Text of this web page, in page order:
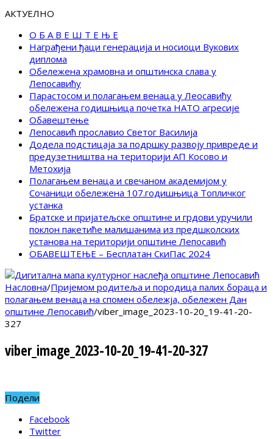
АКТУЕЛНО
О Б А В Е Ш Т Е Њ Е
Награђени ђаци генерација и носиоци Вукових
диплома
Обележена храмовна и општинска слава у
Лепосавићу
Парастосом и полагањем венаца у Леосавићу
обележена годишњица почетка НАТО агресије
Обавештење
Лепосавић прославио Светог Василија
Додела подстицаја за подршку развоју привреде и
предузетништва на територији АП Косово и
Метохија
Полагањем венаца и свечаном академијом у
Сочаници обележена 107.годишњица Топличког
устанка
Братске и пријатељске општине и грдови уручили
поклон пакетиће малишанима из предшколских
установа на територији општине Лепосавић
ОБАВЕШТЕЊЕ – Бесплатан СкиПас 2024
Насловна/Пријемом родитеља и породица палих бораца и
полагањем венаца на спомен обележја, обележен Дан
општине Лепосавић/viber_image_2023-10-20_19-41-20-
327
viber_image_2023-10-20_19-41-20-327
Подели
Facebook
Twitter